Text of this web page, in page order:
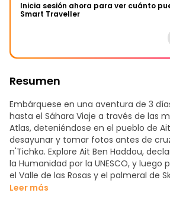
Inicia sesión ahora para ver cuánto
Smart Traveller
Resumen
Embárquese en una aventura de 3
hasta el Sáhara Viaje a través de las
Atlas, deteniéndose en el pueblo de
desayunar y tomar fotos antes de
n'Tichka. Explore Ait Ben Haddou,
la Humanidad por la UNESCO, y luego
el Valle de las Rosas y el palmeral de
al Valle del Dades para cenar y pasar
Leer más